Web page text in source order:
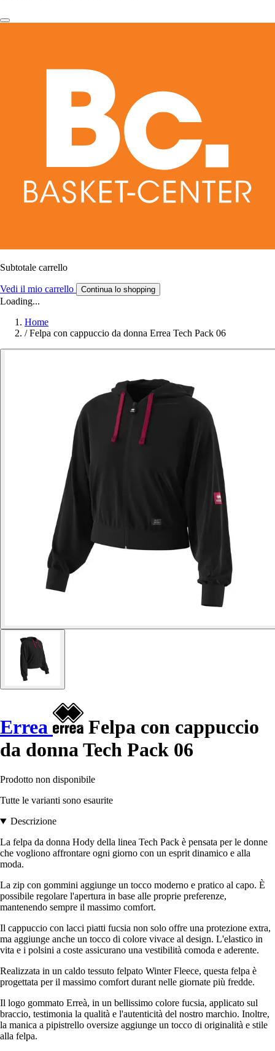
Subtotale carrello
Vedi il mio carrello Continua lo shopping
Loading...
Home
/ Felpa con cappuccio da donna Errea Tech Pack 06
Errea
Felpa con cappuccio
da donna Tech Pack 06
Prodotto non disponibile
Tutte le varianti sono esaurite
Descrizione
La felpa da donna Hody della linea Tech Pack è pensata per le donne
che vogliono affrontare ogni giorno con un esprit dinamico e alla
moda.
La zip con gommini aggiunge un tocco moderno e pratico al capo. È
possibile regolare l'apertura in base alle proprie preferenze,
mantenendo sempre il massimo comfort.
Il cappuccio con lacci piatti fucsia non solo offre una protezione extra,
ma aggiunge anche un tocco di colore vivace al design. L'elastico in
vita e i polsini a coste assicurano una vestibilità comoda e aderente.
Realizzata in un caldo tessuto felpato Winter Fleece, questa felpa è
progettata per il massimo comfort durant nelle giornate più fredde.
Il logo gommato Erreà, in un bellissimo colore fucsia, applicato sul
braccio, testimonia la qualità e l'autenticità del nostro marchio. Inoltre,
la manica a pipistrello oversize aggiunge un tocco di originalità e stile
alla felpa.